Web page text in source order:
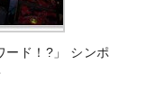
ード！?」 シンポ